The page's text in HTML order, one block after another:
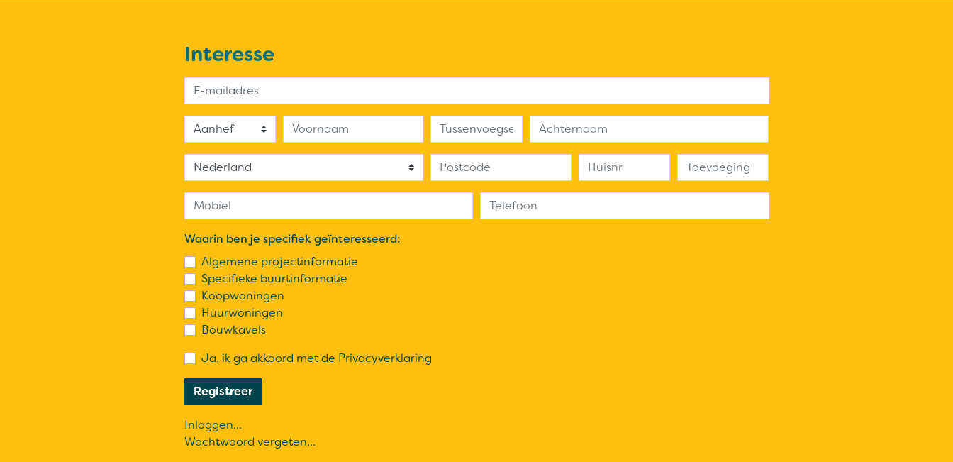
Interesse
Waarin ben je specifiek geïnteresseerd:
Algemene projectinformatie
Specifieke buurtinformatie
Koopwoningen
Huurwoningen
Bouwkavels
Ja, ik ga akkoord met de Privacyverklaring
Inloggen...
Wachtwoord vergeten...